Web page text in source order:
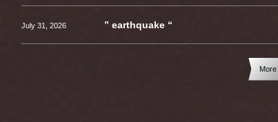
July 31 2026 ” earthquake “
More